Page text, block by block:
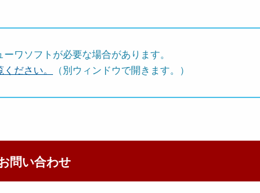
ワソフトが必要な場合があります。
ださい。
（別ウィンドウで開きます。）
問い合わせ